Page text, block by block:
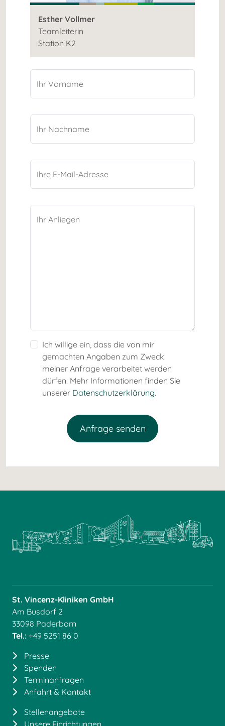
Esther Vollmer
Teamleiterin
Station K2
Ihr Vorname
Ihr Nachname
Ihre E-Mail-Adresse
Ihr Anliegen
Ich willige ein, dass die von mir
gemachten Angaben zum Zweck
meiner Anfrage verarbeitet werden
dürfen. Mehr Informationen finden Sie
unserer Datenschutzerklärung.
St. Vincenz-Kliniken GmbH
Am Busdorf 2
33098 Paderborn
Tel.: +49 5251 86 0
Presse
Spenden
Terminanfragen
Anfahrt & Kontakt
Stellenangebote